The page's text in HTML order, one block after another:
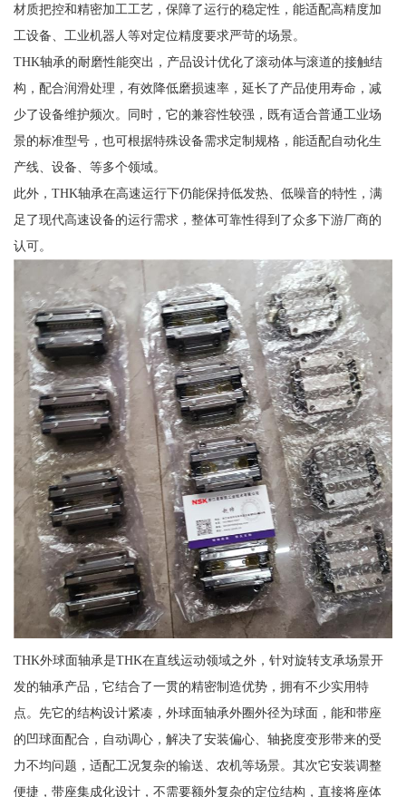
材质把控和精密加工工艺，保障了运行的稳定性，能适配高精度加
工设备、工业机器人等对定位精度要求严苛的场景。
THK轴承的耐磨性能突出，产品设计优化了滚动体与滚道的接触结
构，配合润滑处理，有效降低磨损速率，延长了产品使用寿命，减
少了设备维护频次。同时，它的兼容性较强，既有适合普通工业场
景的标准型号，也可根据特殊设备需求定制规格，能适配自动化生
产线、设备、等多个领域。
此外，THK轴承在高速运行下仍能保持低发热、低噪音的特性，满
足了现代高速设备的运行需求，整体可靠性得到了众多下游厂商的
认可。
THK外球面轴承是THK在直线运动领域之外，针对旋转支承场景开
发的轴承产品，它结合了一贯的精密制造优势，拥有不少实用特
点。先它的结构设计紧凑，外球面轴承外圈外径为球面，能和带座
的凹球面配合，自动调心，解决了安装偏心、轴挠度变形带来的受
力不均问题，适配工况复杂的输送、农机等场景。其次它安装调整
便捷，带座集成化设计，不需要额外复杂的定位结构，直接将座体